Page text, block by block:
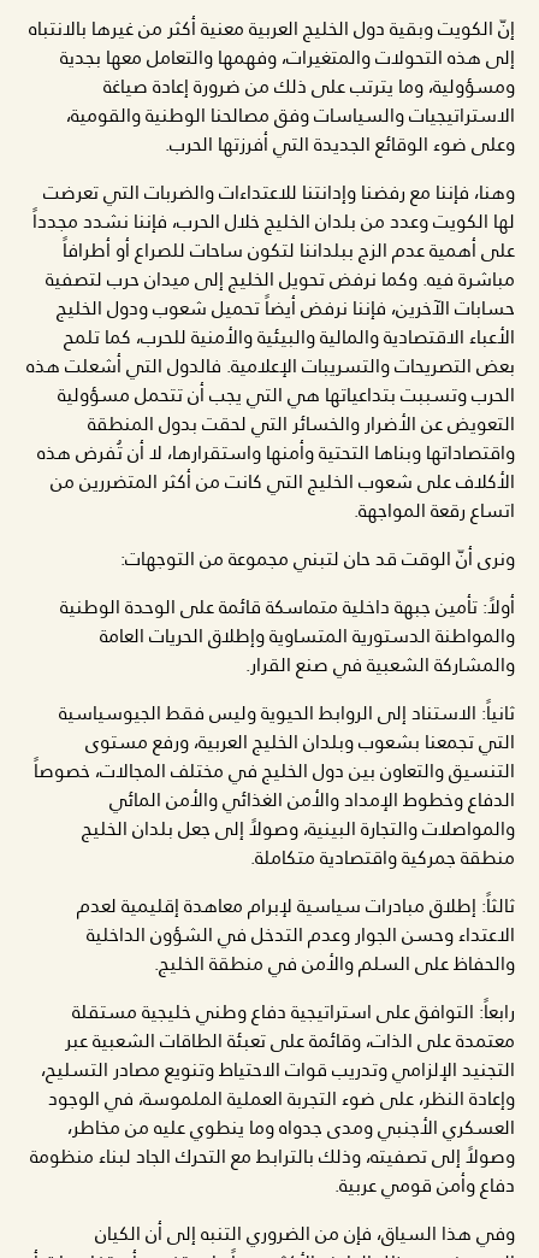
إنّ الكويت وبقية دول الخليج العربية معنية أكثر من غيرها بالانتباه
إلى هذه التحولات والمتغيرات، وفهمها والتعامل معها بجدية
ومسؤولية، وما يترتب على ذلك من ضرورة إعادة صياغة
الاستراتيجيات والسياسات وفق مصالحنا الوطنية والقومية،
وعلى ضوء الوقائع الجديدة التي أفرزتها الحرب.
وهنا، فإننا مع رفضنا وإدانتنا للاعتداءات والضربات التي تعرضت
لها الكويت وعدد من بلدان الخليج خلال الحرب، فإننا نشدد مجدداً
على أهمية عدم الزج ببلداننا لتكون ساحات للصراع أو أطرافاً
مباشرة فيه. وكما نرفض تحويل الخليج إلى ميدان حرب لتصفية
حسابات الآخرين، فإننا نرفض أيضاً تحميل شعوب ودول الخليج
الأعباء الاقتصادية والمالية والبيئية والأمنية للحرب، كما تلمح
بعض التصريحات والتسريبات الإعلامية. فالدول التي أشعلت هذه
الحرب وتسببت بتداعياتها هي التي يجب أن تتحمل مسؤولية
التعويض عن الأضرار والخسائر التي لحقت بدول المنطقة
واقتصاداتها وبناها التحتية وأمنها واستقرارها، لا أن تُفرض هذه
الأكلاف على شعوب الخليج التي كانت من أكثر المتضررين من
اتساع رقعة المواجهة.
ونرى أنّ الوقت قد حان لتبني مجموعة من التوجهات:
أولاً: تأمين جبهة داخلية متماسكة قائمة على الوحدة الوطنية
والمواطنة الدستورية المتساوية وإطلاق الحريات العامة
والمشاركة الشعبية في صنع القرار.
ثانياً: الاستناد إلى الروابط الحيوية وليس فقط الجيوسياسية
التي تجمعنا بشعوب وبلدان الخليج العربية، ورفع مستوى
التنسيق والتعاون بين دول الخليج في مختلف المجالات، خصوصاً
الدفاع وخطوط الإمداد والأمن الغذائي والأمن المائي
والمواصلات والتجارة البينية، وصولاً إلى جعل بلدان الخليج
منطقة جمركية واقتصادية متكاملة.
ثالثاً: إطلاق مبادرات سياسية لإبرام معاهدة إقليمية لعدم
الاعتداء وحسن الجوار وعدم التدخل في الشؤون الداخلية
والحفاظ على السلم والأمن في منطقة الخليج.
رابعاً: التوافق على استراتيجية دفاع وطني خليجية مستقلة
معتمدة على الذات، وقائمة على تعبئة الطاقات الشعبية عبر
التجنيد الإلزامي وتدريب قوات الاحتياط وتنويع مصادر التسليح،
وإعادة النظر، على ضوء التجربة العملية الملموسة، في الوجود
العسكري الأجنبي ومدى جدواه وما ينطوي عليه من مخاطر،
وصولاً إلى تصفيته، وذلك بالترابط مع التحرك الجاد لبناء منظومة
دفاع وأمن قومي عربية.
وفي هذا السياق، فإن من الضروري التنبه إلى أن الكيان